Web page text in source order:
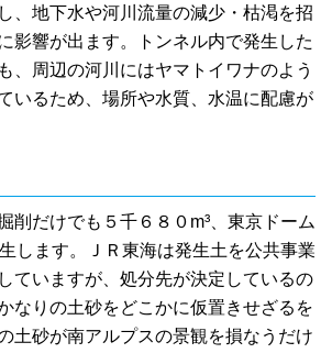
、地下水や河川流量の減少・枯渇を招
影響が出ます。トンネル内で発生した
、周辺の河川にはヤマトイワナのよう
いるため、場所や水質、水温に配慮が
削だけでも５千６８０m³、東京ドーム
します。ＪＲ東海は発生土を公共事業
ていますが、処分先が決定しているの
なりの土砂をどこかに仮置きせざるを
土砂が南アルプスの景観を損なうだけ